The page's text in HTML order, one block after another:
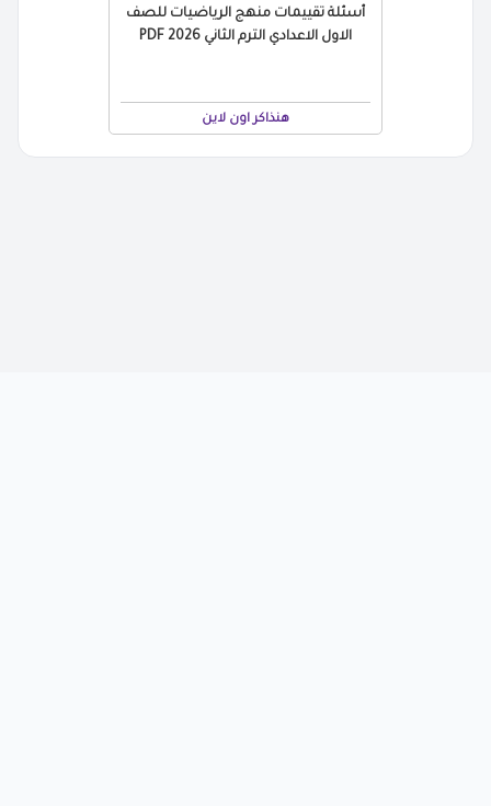
أسئلة تقييمات منهج الرياضيات للصف
الاول الاعدادي الترم الثاني 2026 PDF
هنذاكر اون لاين